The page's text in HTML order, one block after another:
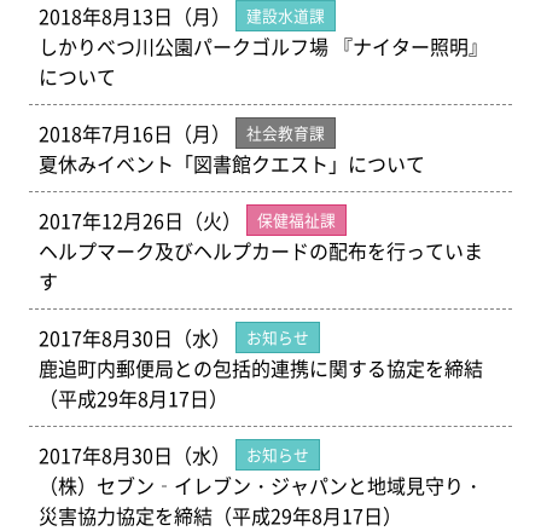
2018年8月13日（月）
建設水道課
しかりべつ川公園パークゴルフ場 『ナイター照明』
について
2018年7月16日（月）
社会教育課
夏休みイベント「図書館クエスト」について
2017年12月26日（火）
保健福祉課
ヘルプマーク及びヘルプカードの配布を行っていま
す
2017年8月30日（水）
お知らせ
鹿追町内郵便局との包括的連携に関する協定を締結
（平成29年8月17日）
2017年8月30日（水）
お知らせ
（株）セブン‐イレブン・ジャパンと地域見守り・
災害協力協定を締結（平成29年8月17日）